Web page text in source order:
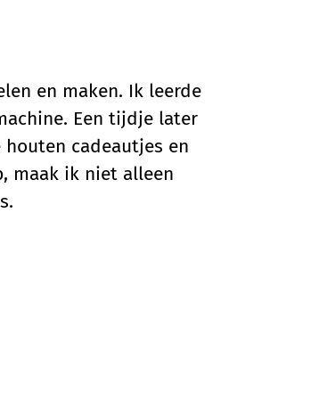
en maken. Ik leerde
Een tijdje later
cadeautjes en
maak ik niet alleen